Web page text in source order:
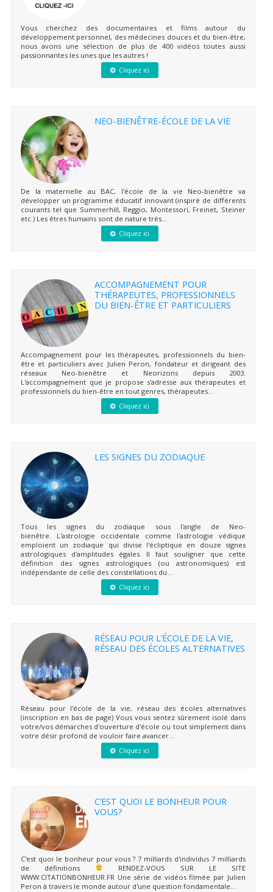
Vous cherchez des documentaires et films autour du
développement personnel, des médecines douces et du bien-être,
nous avons une sélection de plus de 400 vidéos toutes aussi
passionnantes les unes que les autres !
Cliquez ici
NEO-BIENÊTRE-ÉCOLE DE LA VIE
De la maternelle au BAC, l'école de la vie Neo-bienêtre va
développer un programme éducatif innovant (inspiré de différents
courants tel que Summerhill, Reggio, Montessori, Freinet, Steiner
etc.) Les êtres humains sont de nature très...
Cliquez ici
ACCOMPAGNEMENT POUR
THÉRAPEUTES, PROFESSIONNELS
DU BIEN-ÊTRE ET PARTICULIERS
Accompagnement pour les thérapeutes, professionnels du bien-
être et particuliers avec Julien Peron, fondateur et dirigeant des
réseaux Neo-bienêtre et Neorizons depuis 2003.
L'accompagnement que je propose s'adresse aux thérapeutes et
professionnels du bien-être en tout genres, thérapeutes...
Cliquez ici
LES SIGNES DU ZODIAQUE
Tous les signes du zodiaque sous l'angle de Neo-
bienêtre. L'astrologie occidentale comme l'astrologie védique
emploient un zodiaque qui divise l'écliptique en douze signes
astrologiques d'amplitudes égales. Il faut souligner que cette
définition des signes astrologiques (ou astronomiques) est
indépendante de celle des constellations du...
Cliquez ici
RÉSEAU POUR L’ÉCOLE DE LA VIE,
RÉSEAU DES ÉCOLES ALTERNATIVES
Réseau pour l'école de la vie, réseau des écoles alternatives
(inscription en bas de page) Vous vous sentez sûrement isolé dans
votre/vos démarches d'ouverture d'école ou tout simplement dans
votre désir profond de vouloir faire avancer...
Cliquez ici
C’EST QUOI LE BONHEUR POUR
VOUS?
C'est quoi le bonheur pour vous ? 7 milliards d'individus 7 milliards
de définitions
RENDEZ-VOUS SUR LE SITE
WWW.CITATIONBONHEUR.FR Une série de vidéos filmée par Julien
Peron à travers le monde autour d'une question fondamentale...